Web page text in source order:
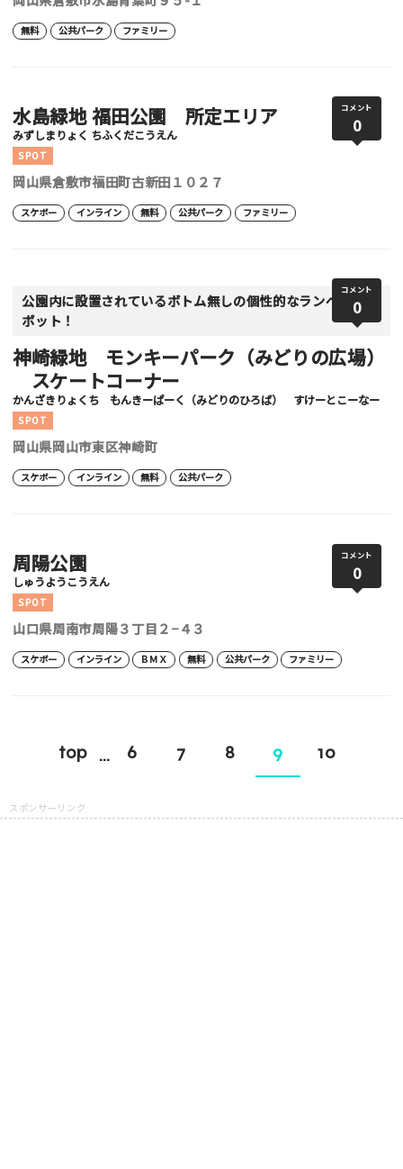
無料 公共パーク ファミリー
コメント
0
水島緑地 福田公園 所定エリア
みずしまりょく ちふくだこうえん
SPOT
岡山県倉敷市福田町古新田１０２７
スケボー インライン 無料 公共パーク ファミリー
コメント
0
公園内に設置されているボトム無しの個性的なランページス
ポット！
神崎緑地 モンキーパーク（みどりの広場）
スケートコーナー
かんざきりょくち もんきーぱーく（みどりのひろば） すけーとこーなー
SPOT
岡山県岡山市東区神崎町
スケボー インライン 無料 公共パーク
コメント
0
周陽公園
しゅうようこうえん
SPOT
山口県周南市周陽３丁目２−４３
スケボー インライン ＢＭＸ 無料 公共パーク ファミリー
top ... 6 7 8 9 10